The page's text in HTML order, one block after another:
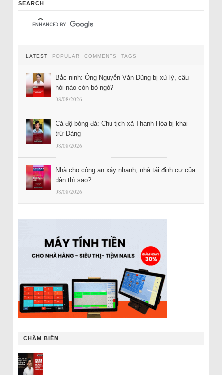
SEARCH
LATEST POPULAR COMMENTS TAGS
Bắc ninh: Ông Nguyễn Văn Dũng bị xử lý, câu
hỏi nào còn bỏ ngỏ?
08/08/2026
Cá độ bóng đá: Chủ tịch xã Thanh Hóa bị khai
trừ Đảng
08/08/2026
Nhà cho công an xây nhanh, nhà tái định cư của
dân thì sao?
08/08/2026
CHÂM BIẾM